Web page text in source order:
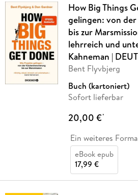
How Big Things
gelingen: von
bis zur
lehrreich und
Kahneman |
Bent Flyvbjerg
Buch (kartoniert)
Sofort lieferbar
20,00 €*
Ein weiteres
eBook epub
17,99 €